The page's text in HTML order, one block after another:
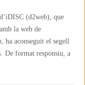
(d2web), que
la web de
ha aconseguit el segell
De format responsiu, a